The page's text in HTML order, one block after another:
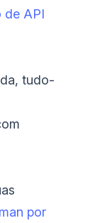
de API
tudo-
por